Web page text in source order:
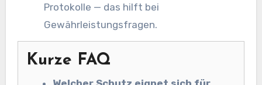
Protokolle — das hilft bei
Gewährleistungsfragen.
Kurze FAQ